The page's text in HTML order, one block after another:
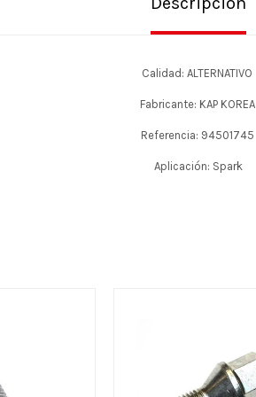
Calidad: ALTERNATIVO
Fabricante: KAP KOREA
Referencia: 94501745
Aplicación: Spark